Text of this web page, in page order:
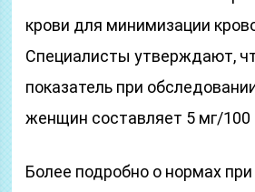
крови для минимизации
Специалисты утверждают,
показатель при
женщин составляет 5 мг/100
Более подробно о нормах